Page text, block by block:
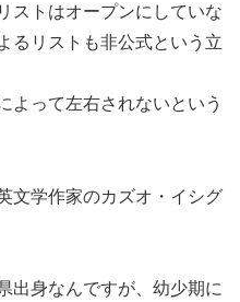
ストはオープンにしていな
るリストも非公式という立
よって左右されないという
文学作家のカズオ・イシグ
出身なんですが、幼少期に